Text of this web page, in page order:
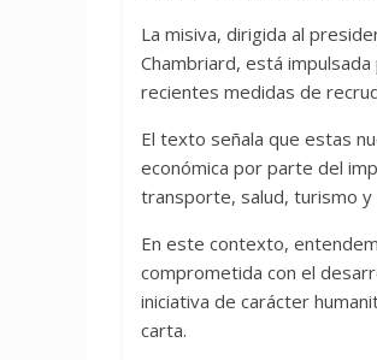
La misiva, dirigida al
Chambriard, está
recientes medidas de
El texto señala que estas
económica por parte del
transporte, salud, turismo y
En este contexto,
comprometida con el
iniciativa de carácter
carta.